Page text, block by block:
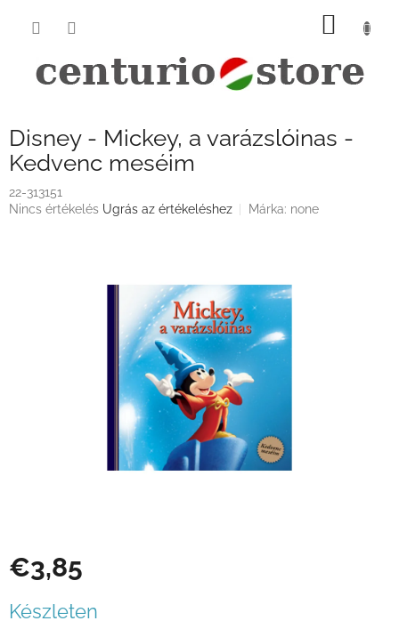
KOSÁR
Disney - Mickey, a varázslóinas -
Kedvenc meséim
22-313151
A
Nincs értékelés Ugrás az értékeléshez Márka: none
€3,85
Készleten